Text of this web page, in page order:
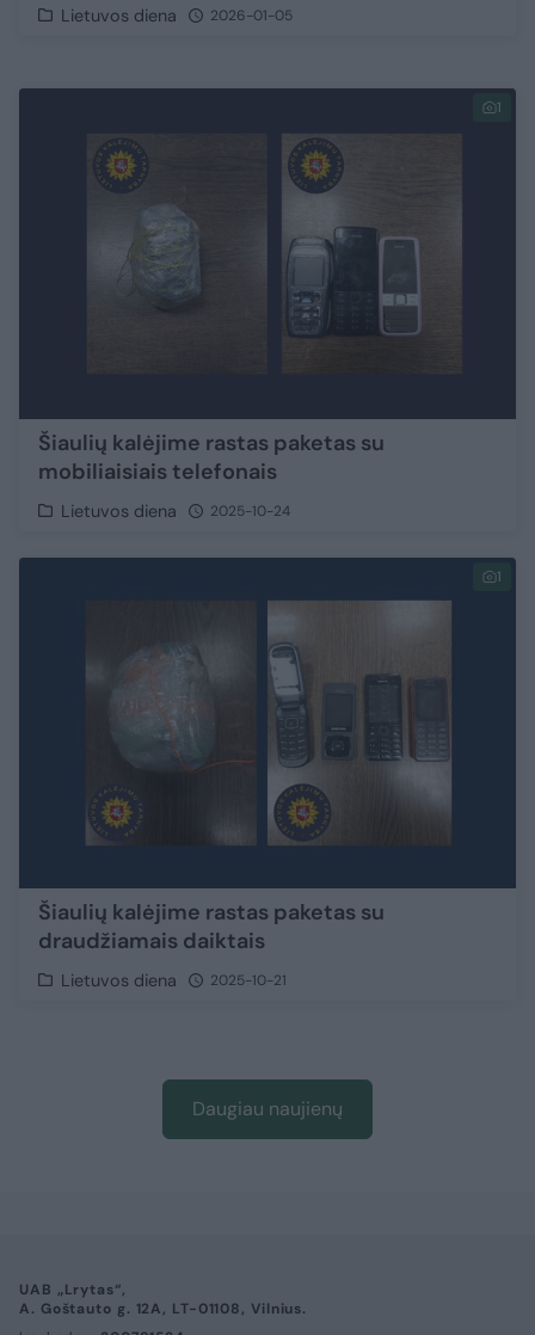
Lietuvos diena 2026-01-05
1
Šiaulių kalėjime rastas paketas su
mobiliaisiais telefonais
Lietuvos diena 2025-10-24
1
Šiaulių kalėjime rastas paketas su
draudžiamais daiktais
Lietuvos diena 2025-10-21
Daugiau naujienų
UAB „Lrytas“,
A. Goštauto g. 12A, LT-01108, Vilnius.